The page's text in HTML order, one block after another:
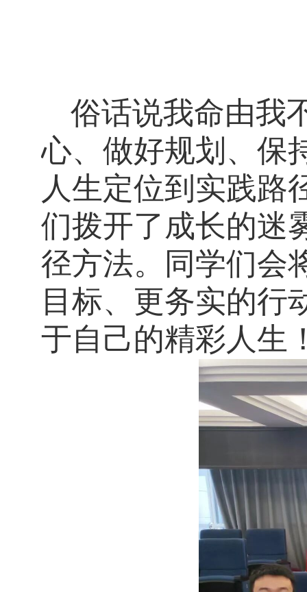
俗话说我命由我
心、做好规划、保
人生定位到实践路
们拨开了成长的迷
径方法。
同学们会
目标、更务实的行
于自己的精彩人生